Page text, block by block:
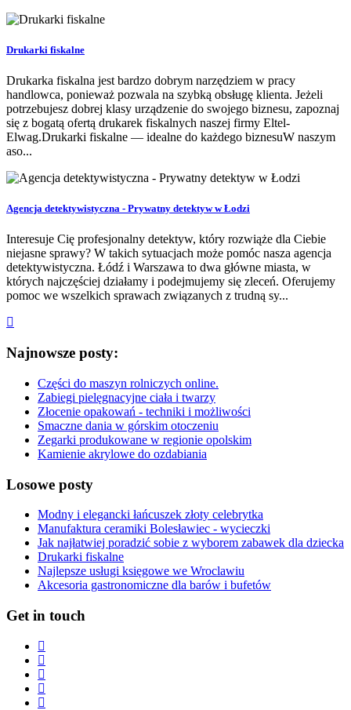
Drukarki fiskalne
Drukarka fiskalna jest bardzo dobrym narzędziem w pracy
handlowca, ponieważ pozwala na szybką obsługę klienta. Jeżeli
potrzebujesz dobrej klasy urządzenie do swojego biznesu, zapoznaj
się z bogatą ofertą drukarek fiskalnych naszej firmy Eltel-
Elwag.Drukarki fiskalne — idealne do każdego biznesuW naszym
aso...
Agencja detektywistyczna - Prywatny detektyw w Łodzi
Interesuje Cię profesjonalny detektyw, który rozwiąże dla Ciebie
niejasne sprawy? W takich sytuacjach może pomóc nasza agencja
detektywistyczna. Łódź i Warszawa to dwa główne miasta, w
których najczęściej działamy i podejmujemy się zleceń. Oferujemy
pomoc we wszelkich sprawach związanych z trudną sy...
Najnowsze posty:
Części do maszyn rolniczych online.
Zabiegi pielęgnacyjne ciała i twarzy
Złocenie opakowań - techniki i możliwości
Smaczne dania w górskim otoczeniu
Zegarki produkowane w regionie opolskim
Kamienie akrylowe do ozdabiania
Losowe posty
Modny i elegancki łańcuszek złoty celebrytka
Manufaktura ceramiki Bolesławiec - wycieczki
Jak najłatwiej poradzić sobie z wyborem zabawek dla dziecka
Drukarki fiskalne
Najlepsze usługi księgowe we Wroclawiu
Akcesoria gastronomiczne dla barów i bufetów
Get in touch